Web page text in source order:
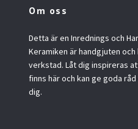
Om oss
Detta är en Inrednings och
Keramiken är handgjuten och
verkstad. Låt dig inspireras
finns här och kan ge goda
dig.